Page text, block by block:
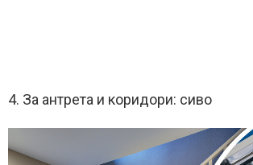
4. За антрета и коридори: сиво